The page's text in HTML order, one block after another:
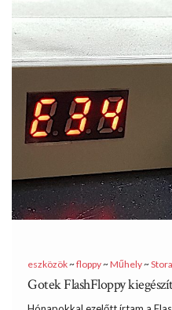
eszközök~floppy~Műhely~
Gotek FlashFloppy